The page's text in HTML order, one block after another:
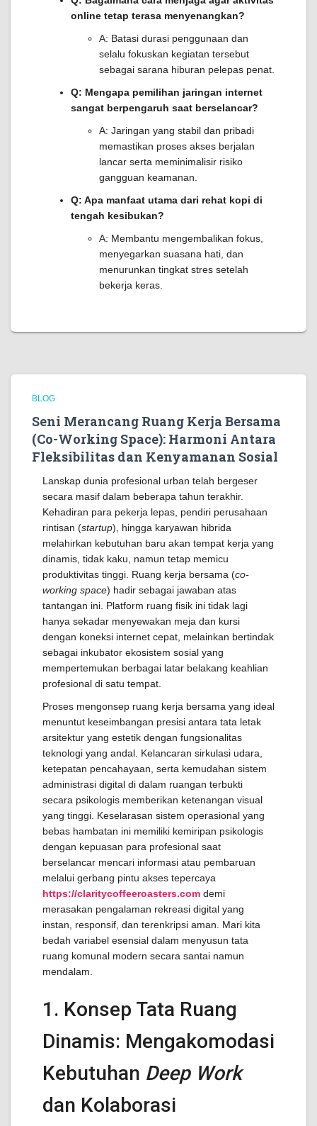
online tetap terasa menyenangkan?
A: Batasi durasi penggunaan dan
selalu fokuskan kegiatan tersebut
sebagai sarana hiburan pelepas penat.
Q: Mengapa pemilihan jaringan internet
sangat berpengaruh saat berselancar?
A: Jaringan yang stabil dan pribadi
memastikan proses akses berjalan
lancar serta meminimalisir risiko
gangguan keamanan.
Q: Apa manfaat utama dari rehat kopi di
tengah kesibukan?
A: Membantu mengembalikan fokus,
menyegarkan suasana hati, dan
menurunkan tingkat stres setelah
bekerja keras.
BLOG
Seni Merancang Ruang Kerja Bersama
(Co-Working Space): Harmoni Antara
Fleksibilitas dan Kenyamanan Sosial
Lanskap dunia profesional urban telah bergeser
secara masif dalam beberapa tahun terakhir.
Kehadiran para pekerja lepas, pendiri perusahaan
rintisan (startup), hingga karyawan hibrida
melahirkan kebutuhan baru akan tempat kerja yang
dinamis, tidak kaku, namun tetap memicu
produktivitas tinggi. Ruang kerja bersama (co-
working space) hadir sebagai jawaban atas
tantangan ini. Platform ruang fisik ini tidak lagi
hanya sekadar menyewakan meja dan kursi
dengan koneksi internet cepat, melainkan bertindak
sebagai inkubator ekosistem sosial yang
mempertemukan berbagai latar belakang keahlian
profesional di satu tempat.
Proses mengonsep ruang kerja bersama yang ideal
menuntut keseimbangan presisi antara tata letak
arsitektur yang estetik dengan fungsionalitas
teknologi yang andal. Kelancaran sirkulasi udara,
ketepatan pencahayaan, serta kemudahan sistem
administrasi digital di dalam ruangan terbukti
secara psikologis memberikan ketenangan visual
yang tinggi. Keselarasan sistem operasional yang
bebas hambatan ini memiliki kemiripan psikologis
dengan kepuasan para profesional saat
berselancar mencari informasi atau pembaruan
melalui gerbang pintu akses tepercaya
https://claritycoffeeroasters.com demi
merasakan pengalaman rekreasi digital yang
instan, responsif, dan terenkripsi aman. Mari kita
bedah variabel esensial dalam menyusun tata
ruang komunal modern secara santai namun
mendalam.
1. Konsep Tata Ruang
Dinamis: Mengakomodasi
Kebutuhan Deep Work
dan Kolaborasi